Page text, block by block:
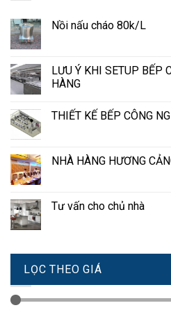
Nồi nấu cháo 80k/L
LƯU Ý KHI SETUP BẾP
HÀNG
THIẾT KẾ BẾP CÔNG
NHÀ HÀNG HƯƠNG
Tư vấn cho chủ nhà
LỌC THEO GIÁ